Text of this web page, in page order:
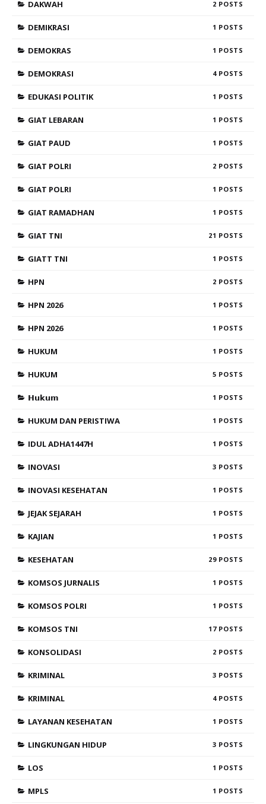
DAKWAH 2
DEMIKRASI 1
DEMOKRAS 1
DEMOKRASI 4
EDUKASI POLITIK 1
GIAT LEBARAN 1
GIAT PAUD 1
GIAT POLRI 2
GIAT POLRI 1
GIAT RAMADHAN 1
GIAT TNI 21
GIATT TNI 1
HPN 2
HPN 2026 1
HPN 2026 1
HUKUM 1
HUKUM 5
𝗛𝘂𝗸𝘂𝗺 1
HUKUM DAN PERISTIWA 1
IDUL ADHA1447H 1
INOVASI 3
INOVASI KESEHATAN 1
JEJAK SEJARAH 1
KAJIAN 1
KESEHATAN 29
KOMSOS JURNALIS 1
KOMSOS POLRI 1
KOMSOS TNI 17
KONSOLIDASI 2
KRIMINAL 3
KRIMINAL 4
LAYANAN KESEHATAN 1
LINGKUNGAN HIDUP 3
LOS 1
MPLS 1